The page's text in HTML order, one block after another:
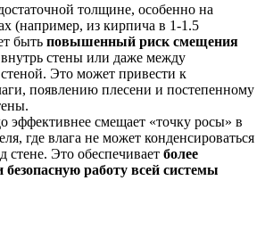
толщине, особенно на
(например, из кирпича в 1-1.5
быть повышенный риск смещения
внутрь стены или даже между
Это может привести к
появлению плесени и постепенному
эффективнее смещает «точку росы» в
где влага не может конденсироваться
стене. Это обеспечивает более
безопасную работу всей системы